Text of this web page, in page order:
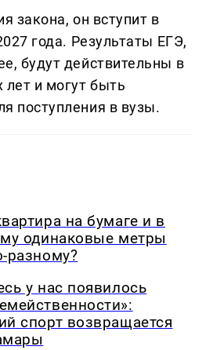
закона, он вступит в
года. Результаты ЕГЭ,
будут действительны в
лет и могут быть
поступления в вузы.
на бумаге и в
одинаковые метры
разному?
у нас появилось
спорт возвращается